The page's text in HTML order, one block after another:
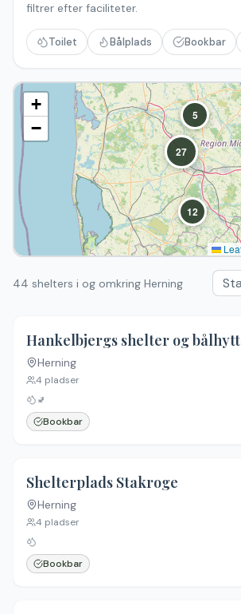
filtrer efter faciliteter.
Toilet Bålplads Bookbar
44 shelters i og omkring Herning
Hankelbjergs shelter og
Herning
4 pladser
🚽
Bookbar
Shelterplads Stakroge
Herning
4 pladser
Bookbar
5
12
27
+
−